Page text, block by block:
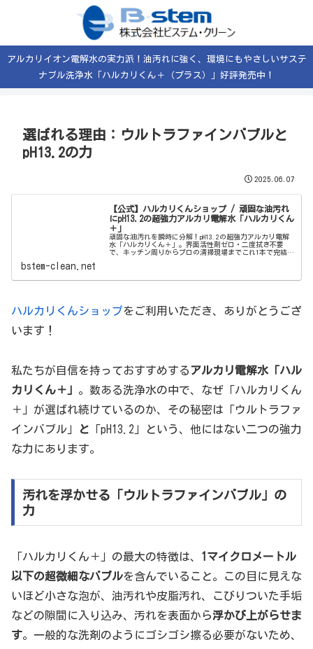
アルカリイオン電解水の実力派！油汚れに強く、環境にもやさしいサステ
ナブル洗浄水「ハルカリくん＋（プラス）」好評発売中！
選ばれる理由：ウルトラファインバブルと
pH13.2の力
2025.06.07
【公式】ハルカリくんショップ / 頑固な油汚れ
にpH13.2の超強力アルカリ電解水「ハルカリくん
＋」
頑固な油汚れを瞬時に分解！pH13.2の超強力アルカリ電解
水「ハルカリくん＋」。界面活性剤ゼロ・二度拭き不要
で、キッチン周りからプロの清掃現場までこれ1本で完結。
bstem-clean.net
ハルカリくんショップをご利用いただき、ありがとうござ
います！
私たちが自信を持っておすすめするアルカリ電解水「ハル
カリくん＋」 。数ある洗浄水の中で、なぜ「ハルカリくん
＋」が選ばれ続けているのか、その秘密は「ウルトラファ
インバブル」
と 「pH13.2」という、他にはない二つの強力
な力にあります。
汚れを浮かせる「ウルトラファインバブル」の
力
「ハルカリくん＋」の最大の特徴は、 1マイクロメートル
以下の超微細なバブルを含んでいること。この目に見えな
いほど小さな泡が、油汚れや皮脂汚れ、こびりついた手垢
などの隙間に入り込み、汚れを表面から浮かび上がらせま
す。一般的な洗剤のようにゴシゴシ擦る必要がないため、